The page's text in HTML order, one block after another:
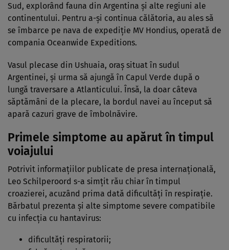
Sud, explorând fauna din Argentina și alte regiuni ale
continentului. Pentru a-și continua călătoria, au ales să
se îmbarce pe nava de expediție MV Hondius, operată de
compania Oceanwide Expeditions.
Vasul plecase din Ushuaia, oraș situat în sudul
Argentinei, și urma să ajungă în Capul Verde după o
lungă traversare a Atlanticului. Însă, la doar câteva
săptămâni de la plecare, la bordul navei au început să
apară cazuri grave de îmbolnăvire.
Primele simptome au apărut în timpul
voiajului
Potrivit informațiilor publicate de presa internațională,
Leo Schilperoord s-a simțit rău chiar în timpul
croazierei, acuzând prima dată dificultăți în respirație.
Bărbatul prezenta și alte simptome severe compatibile
cu infecția cu hantavirus:
dificultăți respiratorii;